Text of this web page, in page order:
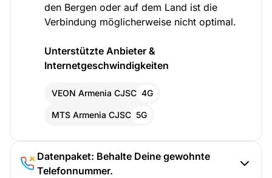
den Bergen oder auf dem Land ist die
Verbindung möglicherweise nicht optimal.
Unterstützte Anbieter &
Internetgeschwindigkeiten
VEON Armenia CJSC 4G
MTS Armenia CJSC 5G
Datenpaket: Behalte Deine gewohnte
Telefonnummer.